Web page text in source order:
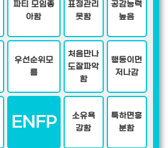
파티 모임좋
아함
표정관리
못함
공감능력
높음
우선순위모
름
처음만나
도잘파악
함
행동이먼
저나감
ENFP
소유욕
강함
툭하면흥
분함